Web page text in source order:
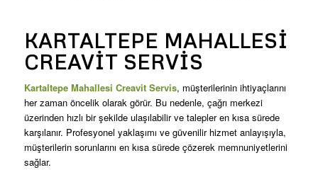
KARTALTEPE MAHALLESI
CREAVIT SERVIS
Kartaltepe Mahallesi Creavit Servis, müşterilerinin ihtiyaçlarını
her zaman öncelik olarak görür. Bu nedenle, çağrı merkezi
üzerinden hızlı bir şekilde ulaşılabilir ve talepler en kısa sürede
karşılanır. Profesyonel yaklaşımı ve güvenilir hizmet anlayışıyla,
müşterilerin sorunlarını en kısa sürede çözerek memnuniyetlerini
sağlar.